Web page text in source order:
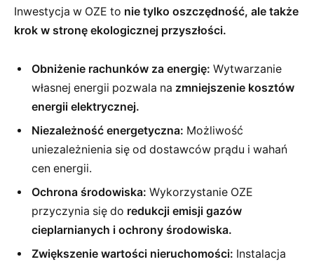
Inwestycja w OZE to nie tylko oszczędność, ale także
krok w stronę ekologicznej przyszłości.
Obniżenie rachunków za energię: Wytwarzanie
własnej energii pozwala na zmniejszenie kosztów
energii elektrycznej.
Niezależność energetyczna: Możliwość
uniezależnienia się od dostawców prądu i wahań
cen energii.
Ochrona środowiska: Wykorzystanie OZE
przyczynia się do redukcji emisji gazów
cieplarnianych i ochrony środowiska.
Zwiększenie wartości nieruchomości: Instalacja